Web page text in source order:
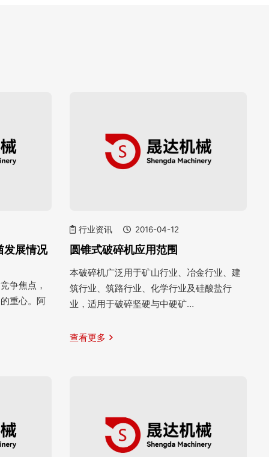
发展情况
争焦点，
重心。阿
行业资讯 2016-04-12
圆锥式破碎机应用范围
本破碎机广泛用于矿山行业、冶金行业、建
筑行业、筑路行业、化学行业及硅酸盐行
业，适用于破碎坚硬与中硬矿…
查看更多